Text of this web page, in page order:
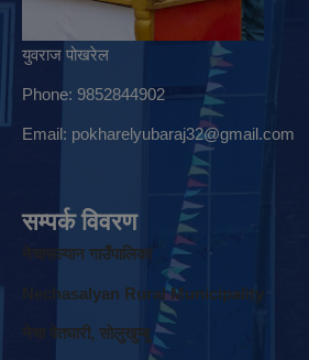
युवराज पोखरेल
Phone: 9852844902
Email: pokharelyubaraj32@gmail.com
सम्पर्क विवरण
नेचासल्यान गाउँपालिका
Nechasalyan Rural Municipality
नेचा वेतघारी, साेलुखुम्बु